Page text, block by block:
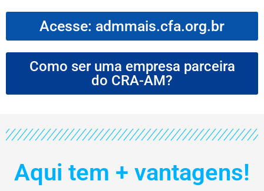
Acesse: admmais.cfa.org.br
Como ser uma empresa parceira
do CRA-AM?
Aqui tem + vantagens!